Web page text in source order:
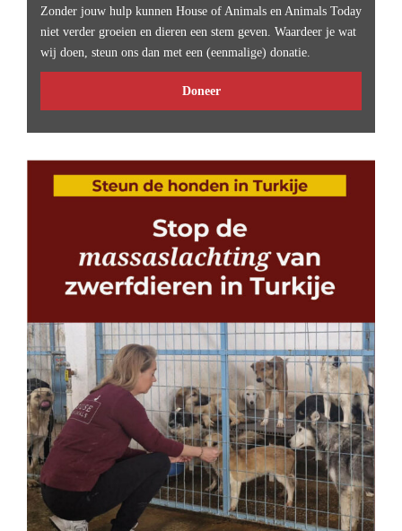
Zonder jouw hulp kunnen House of Animals en Animals Today
niet verder groeien en dieren een stem geven. Waardeer je wat
wij doen, steun ons dan met een (eenmalige) donatie.
Doneer